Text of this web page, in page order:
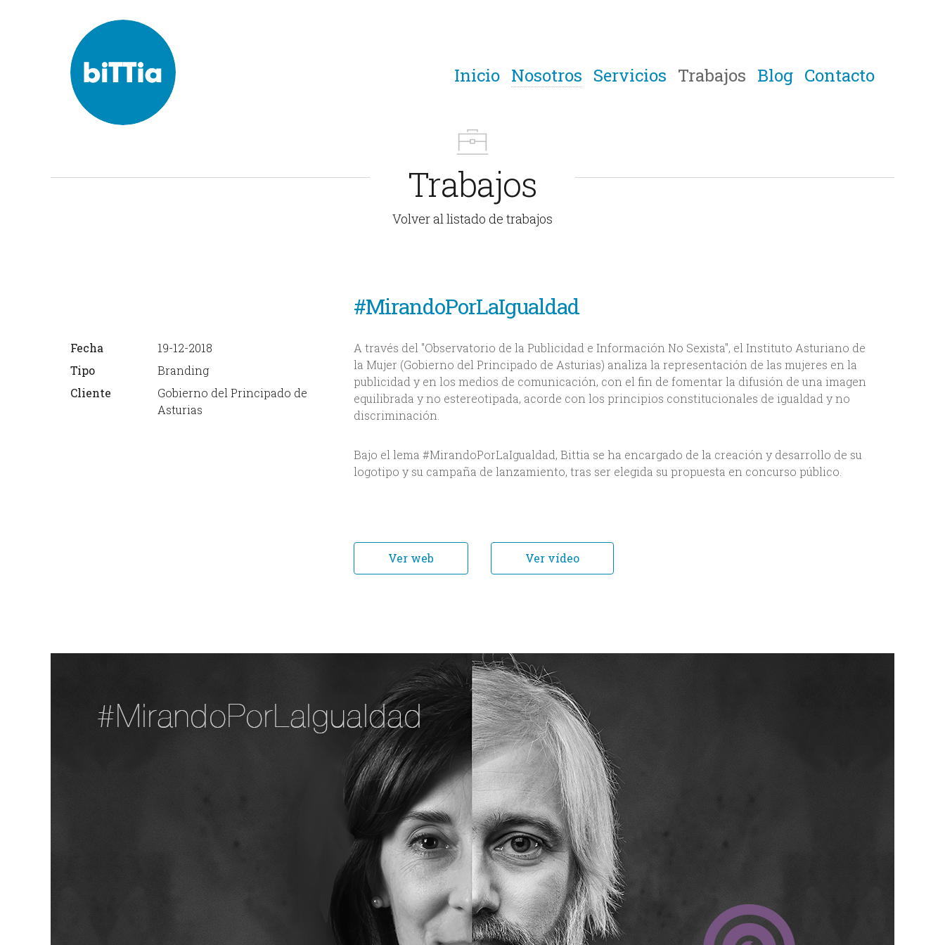
Inicio Nosotros Servicios Trabajos Blog Contacto
Trabajos
Volver al listado de trabajos
#MirandoPorLaIgualdad
Fecha
19-12-2018
Tipo
Branding
Cliente
Gobierno del Principado de
Asturias
A través del "Observatorio de la Publicidad e Información No Sexista", el Instituto Asturiano de
la Mujer (Gobierno del Principado de Asturias) analiza la representación de las mujeres en la
publicidad y en los medios de comunicación, con el fin de fomentar la difusión de una imagen
equilibrada y no estereotipada, acorde con los principios constitucionales de igualdad y no
discriminación.
Bajo el lema #MirandoPorLaIgualdad, Bittia se ha encargado de la creación y desarrollo de su
logotipo y su campaña de lanzamiento, tras ser elegida su propuesta en concurso público.
Ver web Ver vídeo